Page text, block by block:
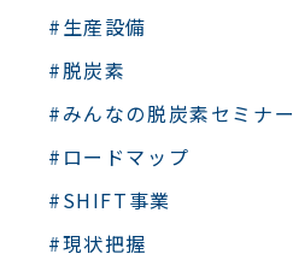
#生産設備
#脱炭素
#みんなの脱炭素セミナー
#ロードマップ
#SHIFT事業
#現状把握